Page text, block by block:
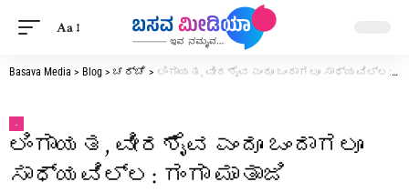
Aa
Basava Media > Blog > ಚರ್ಚೆ > ಲಿಂಗಾಯತ, ವೀರಶೈವ ಎಂದೂ ಒಂದಾಗಲೂ ಸಾಧ್ಯವಿಲ್ಲ: ಗಂಗಾ ಮಾತಾಜಿ
.
ಲಿಂಗಾಯತ, ವೀರಶೈವ ಎಂದೂ ಒಂದಾಗಲೂ
ಸಾಧ್ಯವಿಲ್ಲ: ಗಂಗಾ ಮಾತಾಜಿ